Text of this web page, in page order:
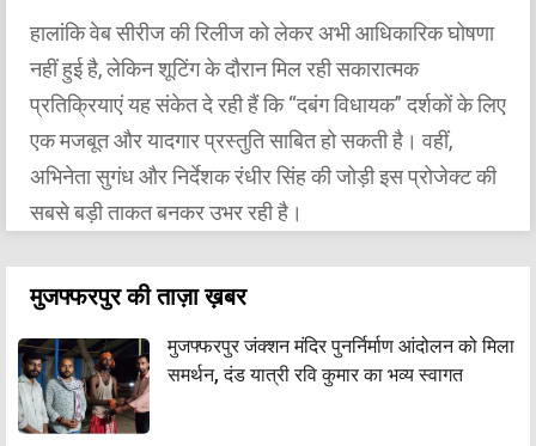
हालांकि वेब सीरीज की रिलीज को लेकर अभी आधिकारिक घोषणा
नहीं हुई है, लेकिन शूटिंग के दौरान मिल रही सकारात्मक
प्रतिक्रियाएं यह संकेत दे रही हैं कि “दबंग विधायक” दर्शकों के लिए
एक मजबूत और यादगार प्रस्तुति साबित हो सकती है। वहीं,
अभिनेता सुगंध और निर्देशक रंधीर सिंह की जोड़ी इस प्रोजेक्ट की
सबसे बड़ी ताकत बनकर उभर रही है।
मुजफ्फरपुर की ताज़ा ख़बर
मुजफ्फरपुर जंक्शन मंदिर पुनर्निर्माण आंदोलन को मिला
समर्थन, दंड यात्री रवि कुमार का भव्य स्वागत